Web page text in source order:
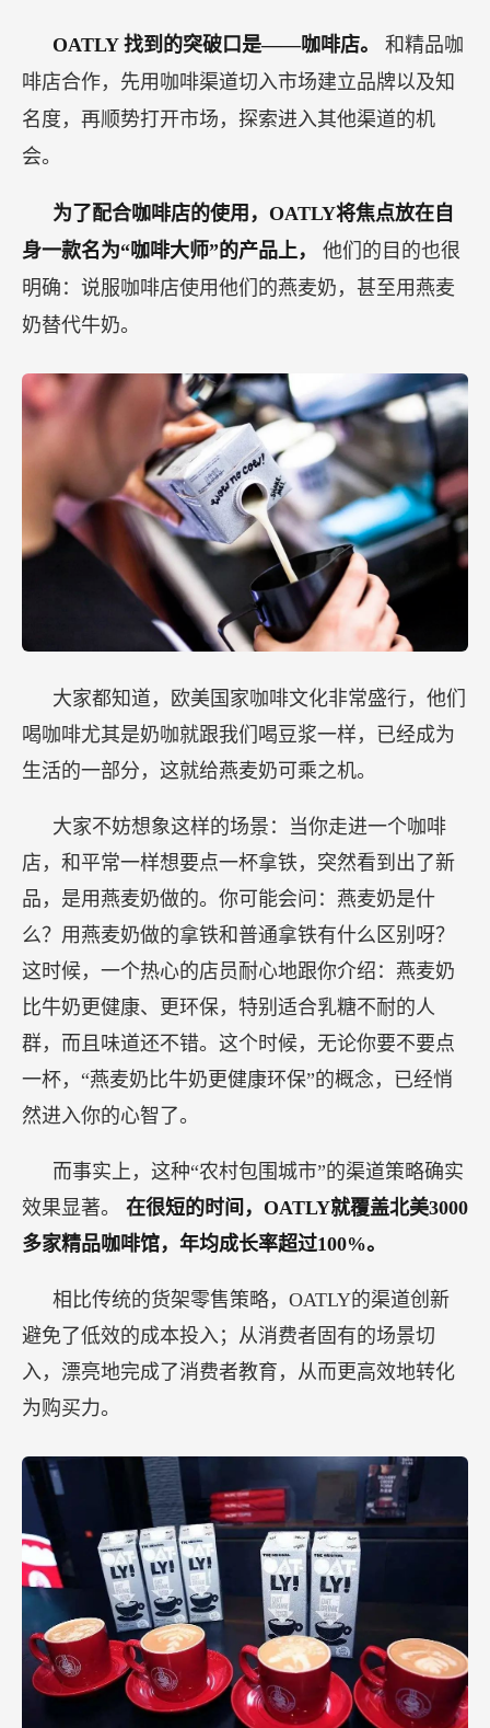
OATLY 找到的突破口是——咖啡店。 和精品咖
啡店合作，先用咖啡渠道切入市场建立品牌以及知
名度，再顺势打开市场，探索进入其他渠道的机
会。
为了配合咖啡店的使用，OATLY将焦点放在自
身一款名为“咖啡大师”的产品上， 他们的目的也很
明确：说服咖啡店使用他们的燕麦奶，甚至用燕麦
奶替代牛奶。
大家都知道，欧美国家咖啡文化非常盛行，他们
喝咖啡尤其是奶咖就跟我们喝豆浆一样，已经成为
生活的一部分，这就给燕麦奶可乘之机。
大家不妨想象这样的场景：当你走进一个咖啡
店，和平常一样想要点一杯拿铁，突然看到出了新
品，是用燕麦奶做的。你可能会问：燕麦奶是什
么？用燕麦奶做的拿铁和普通拿铁有什么区别呀？
这时候，一个热心的店员耐心地跟你介绍：燕麦奶
比牛奶更健康、更环保，特别适合乳糖不耐的人
群，而且味道还不错。这个时候，无论你要不要点
一杯，“燕麦奶比牛奶更健康环保”的概念，已经悄
然进入你的心智了。
而事实上，这种“农村包围城市”的渠道策略确实
效果显著。 在很短的时间，OATLY就覆盖北美3000
多家精品咖啡馆，年均成长率超过100%。
相比传统的货架零售策略，OATLY的渠道创新
避免了低效的成本投入；从消费者固有的场景切
入，漂亮地完成了消费者教育，从而更高效地转化
为购买力。